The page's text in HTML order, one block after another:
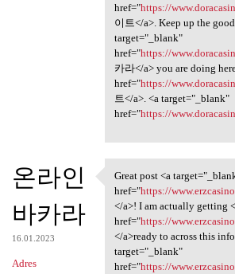
href="https://
이트</a>. Keep up the
target="_blank"
href="https://
카라</a> you are doing
href="https://
트</a>. <a target="_blank"
href="https://
온라인
바카라
16.01.2023
Adres
Great post <a
Great post <a
href="https://
</a>! I am actually getting
href="https://
</a>ready to across this
target="_blank"
href="https://